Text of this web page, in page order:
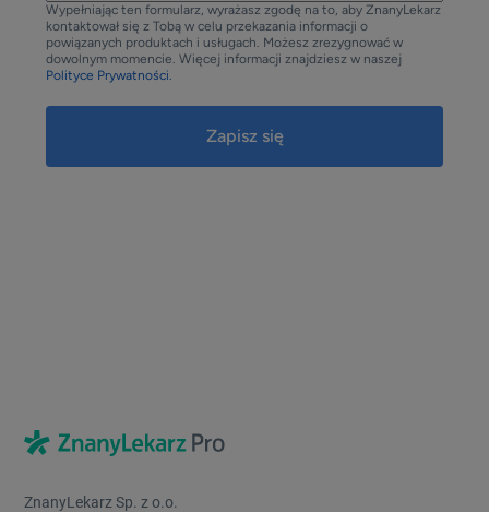
Wypełniając ten formularz, wyrażasz zgodę na to, aby ZnanyLekarz
kontaktował się z Tobą w celu przekazania informacji o
powiązanych produktach i usługach. Możesz zrezygnować w
dowolnym momencie. Więcej informacji znajdziesz w naszej
Polityce Prywatności.
ZnanyLekarz Sp. z o.o.